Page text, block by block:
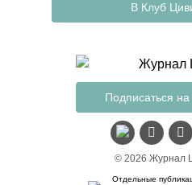
Подписаться
© 2026 Журнал
Отдельные
В Клуб